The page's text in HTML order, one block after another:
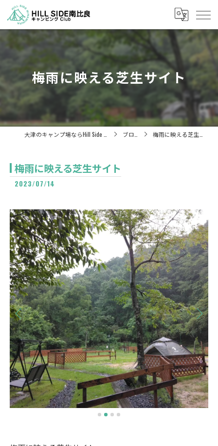
梅雨に映える芝生サイト
ブログ 梅雨に映える芝生サイト
梅雨に映える芝生サイト
2023/07/14